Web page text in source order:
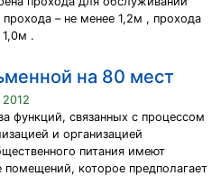
– не менее 1,2м , прохода
.
на 80 мест
функций, связанных с процессом
и организацией
питания имеют
помещений, которое предполагает